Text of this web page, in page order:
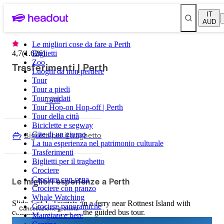
IT
AUD
Le migliori cose da fare a Perth
Biglietti
Zoo
Luoghi da non perdere
Tour
Tour a piedi
Tour guidati
Tour Hop-on Hop-off | Perth
Tour della città
Biciclette e segway
Gite di un giorno
La tua esperienza nel patrimonio culturale
Trasferimenti
Biglietti per il traghetto
Crociere
Crociere con cena
Crociere con pranzo
Whale Watching
Crociere panoramiche
Mangiare e bere
4,7(1.626)
Trasferimenti | Perth
Tutti
Biglietti per il traghetto
Le migliori esperienze a Perth
Cancellazione gratuita
Slide 1 of 1, Tourists on a ferry near Rottnest Island with
coastline view, part of the guided bus tour.